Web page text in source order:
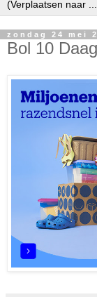
zondag 24 mei
Bol 10